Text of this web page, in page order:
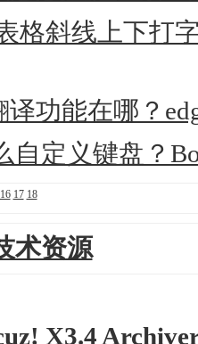
格斜线上下打
译功能在哪？
自定义键盘？
16 17 18
术资源
X3.4